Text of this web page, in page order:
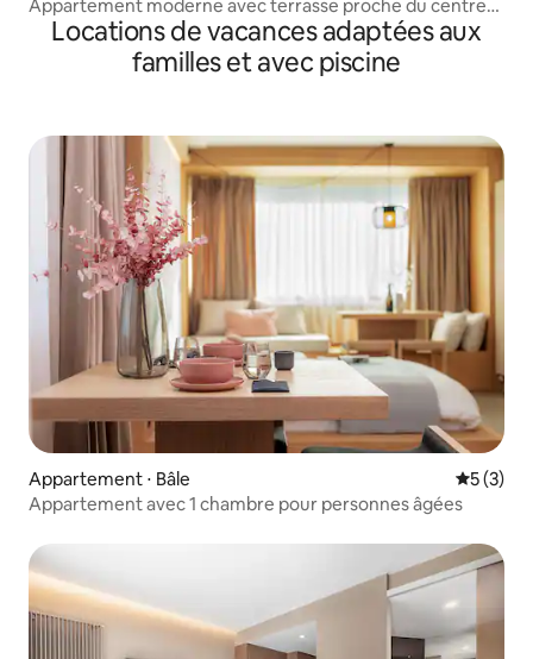
Appartement moderne avec terrasse proche du centre-
villeLocations de vacances adaptées aux
familles et avec piscine
Appartement ⋅ Bâle
5 (3)
Appartement avec 1 chambre pour personnes âgées